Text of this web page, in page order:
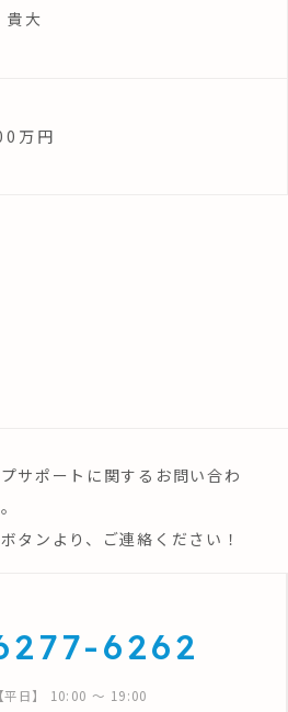
貴大
万円
サポートに関するお問い合わ
タンより、ご連絡ください！
6262
平日】 10:00 〜 19:00